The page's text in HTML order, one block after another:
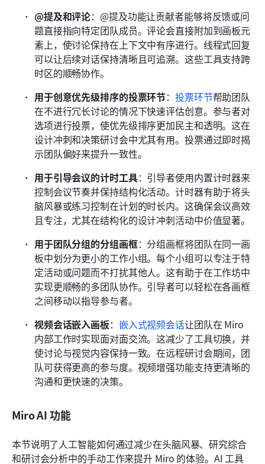
@提及和评论：@提及功能让贡献者能够将反馈或问
题直接指向特定团队成员。评论会直接附加到画板元
素上，使讨论保持在上下文中有序进行。线程式回复
可以让后续对话保持清晰且可追溯。这些工具支持跨
时区的顺畅协作。
用于创意优先级排序的投票环节：投票环节帮助团队
在不进行冗长讨论的情况下快速评估创意。参与者对
选项进行投票，使优先级排序更加民主和透明。这在
设计冲刺和决策研讨会中尤其有用。投票通过即时揭
示团队偏好来提升一致性。
用于引导会议的计时工具：引导者使用内置计时器来
控制会议节奏并保持结构化活动。计时器有助于将头
脑风暴或练习控制在计划的时长内。这确保会议高效
且专注，尤其在结构化的设计冲刺活动中价值显著。
用于团队分组的分组画框：分组画框将团队在同一画
板中划分为更小的工作小组。每个小组可以专注于特
定活动或问题而不打扰其他人。这有助于在工作坊中
实现更顺畅的多团队协作。引导者可以轻松在各画框
之间移动以指导参与者。
视频会话嵌入画板： 嵌入式视频会话让团队在 Miro
内部工作时实现面对面交流。这减少了工具切换，并
使讨论与视觉内容保持一致。在远程研讨会期间，团
队可获得更高的参与度。视频增强功能支持更清晰的
沟通和更快速的决策。
Miro AI 功能
本节说明了人工智能如何通过减少在头脑风暴、研究综合
和研讨会分析中的手动工作来提升 Miro 的体验。AI 工具